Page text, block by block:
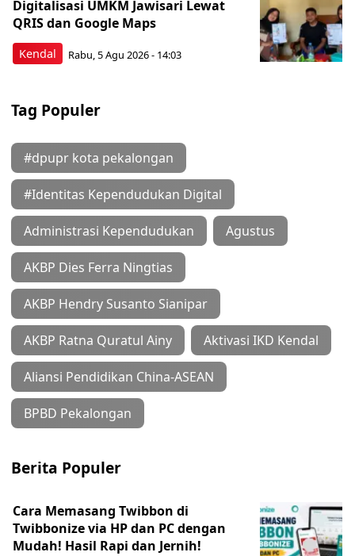
Kendal
Digitalisasi UMKM Jawisari Lewat
QRIS dan Google Maps
Rabu, 5 Agu 2026 - 14:03
Tag Populer
#dpupr kota pekalongan
#Identitas Kependudukan Digital
Administrasi Kependudukan Agustus
AKBP Dies Ferra Ningtias
AKBP Hendry Susanto Sianipar
AKBP Ratna Quratul Ainy Aktivasi IKD Kendal
Aliansi Pendidikan China-ASEAN
BPBD Pekalongan
Berita Populer
Cara Memasang Twibbon di
Twibbonize via HP dan PC dengan
Mudah! Hasil Rapi dan Jernih!